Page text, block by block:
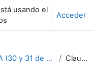
usando el
Acceder
9º SEMANA (30 y 31 de octubre) Clausura